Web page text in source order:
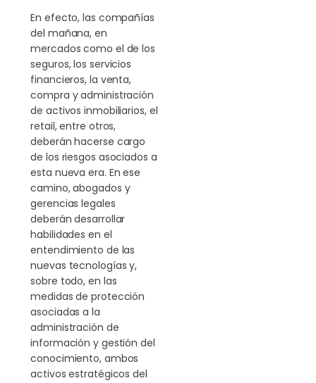
En efecto, las compañías
del mañana, en
mercados como el de los
seguros, los servicios
financieros, la venta,
compra y administración
de activos inmobiliarios, el
retail, entre otros,
deberán hacerse cargo
de los riesgos asociados a
esta nueva era. En ese
camino, abogados y
gerencias legales
deberán desarrollar
habilidades en el
entendimiento de las
nuevas tecnologías y,
sobre todo, en las
medidas de protección
asociadas a la
administración de
información y gestión del
conocimiento, ambos
activos estratégicos del